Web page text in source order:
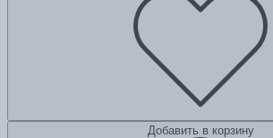
Добавить в корзину